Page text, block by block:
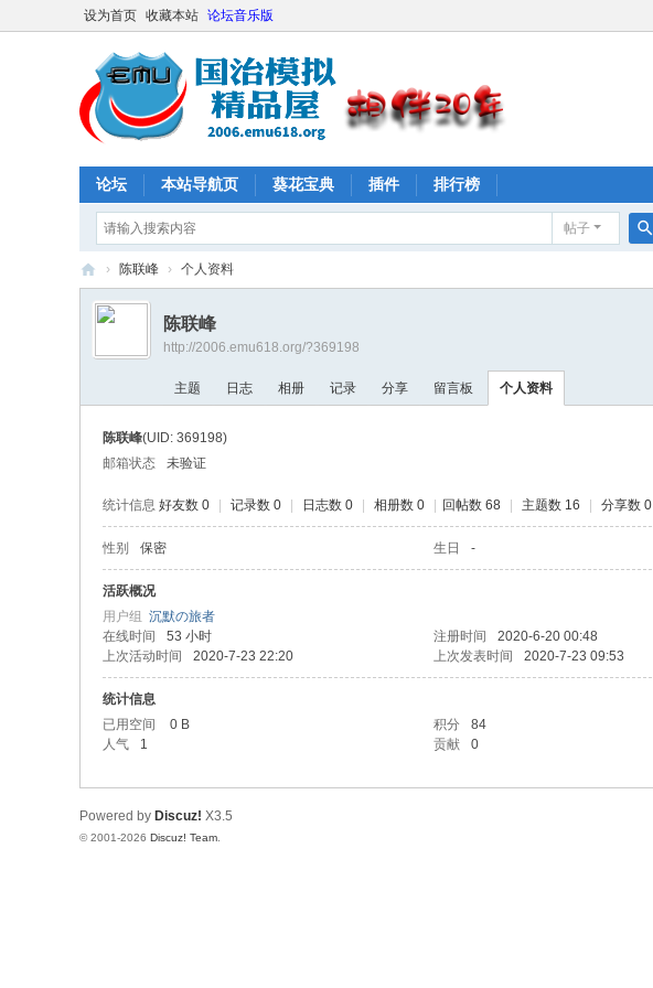
设为首页 收藏本站 论坛音乐版
论坛 本站导航页 葵花宝典 插件 排行榜
帖子
索
E
› 陈联峰 › 个人资料
陈联峰
http://2006.emu618.org/?369198
主题 日志 相册 记录 分享 留言板 个人资料
陈联峰(UID: 369198)
邮箱状态
未验证
统计信息 好友数 0 记录数 0 日志数 0 相册数 0 回帖数 68 主题数 16 分享数 0
性别 保密 生日 -
活跃概况
用户组 沉默の旅者
在线时间
53 小时 注册时间 2020-6-20 00:48
上次活动时间
2020-7-23 22:20 上次发表时间 2020-7-23 09:53
统计信息
已用空间
0 B 积分 84
人气
1 贡献 0
Powered by Discuz! X3.5
© 2001-2026 Discuz! Team